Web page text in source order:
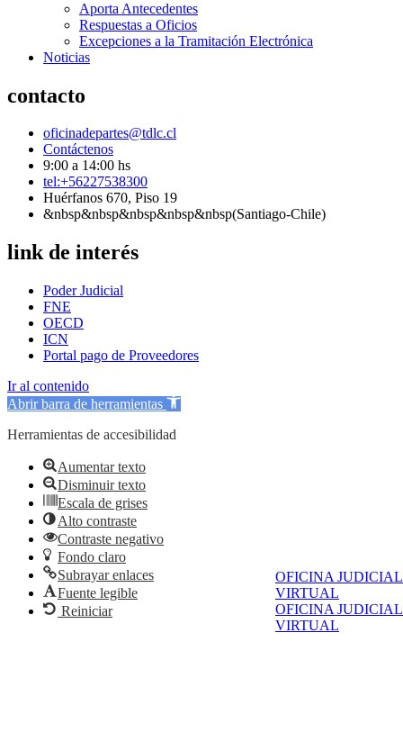
OFICINA JUDICIAL
VIRTUAL
OFICINA JUDICIAL
VIRTUAL
Aporta Antecedentes
Respuestas a Oficios
Excepciones a la Tramitación Electrónica
Noticias
contacto
oficinadepartes@tdlc.cl
Contáctenos
9:00 a 14:00 hs
tel:+56227538300
Huérfanos 670, Piso 19
&nbsp&nbsp&nbsp&nbsp&nbsp(Santiago-Chile)
link de interés
Poder Judicial
FNE
OECD
ICN
Portal pago de Proveedores
Ir al contenido
Abrir barra de herramientas
Herramientas de accesibilidad
Aumentar texto
Disminuir texto
Escala de grises
Alto contraste
Contraste negativo
Fondo claro
Subrayar enlaces
Fuente legible
Reiniciar